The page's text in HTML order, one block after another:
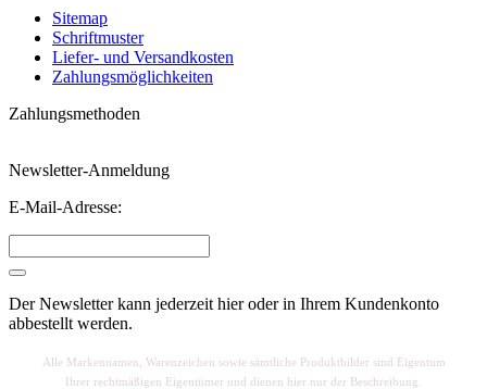
Sitemap
Schriftmuster
Liefer- und Versandkosten
Zahlungsmöglichkeiten
Zahlungsmethoden
Newsletter-Anmeldung
E-Mail-Adresse:
Der Newsletter kann jederzeit hier oder in Ihrem Kundenkonto
abbestellt werden.
Alle Markennamen, Warenzeichen sowie sämtliche Produktbilder sind Eigentum
Ihrer rechtmäßigen Eigentümer und dienen hier nur der Beschreibung.